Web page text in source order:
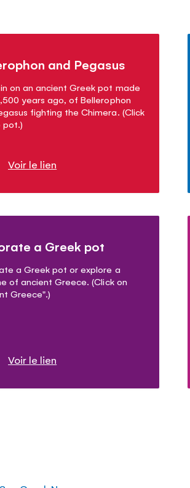
and Pegasus
on an ancient Greek pot made
years ago, of Bellerophon
fighting the Chimera. (Click
pot.)
Voir le lien
a Greek pot
a Greek pot or explore a
of ancient Greece. (Click on
Greece".)
Voir le lien